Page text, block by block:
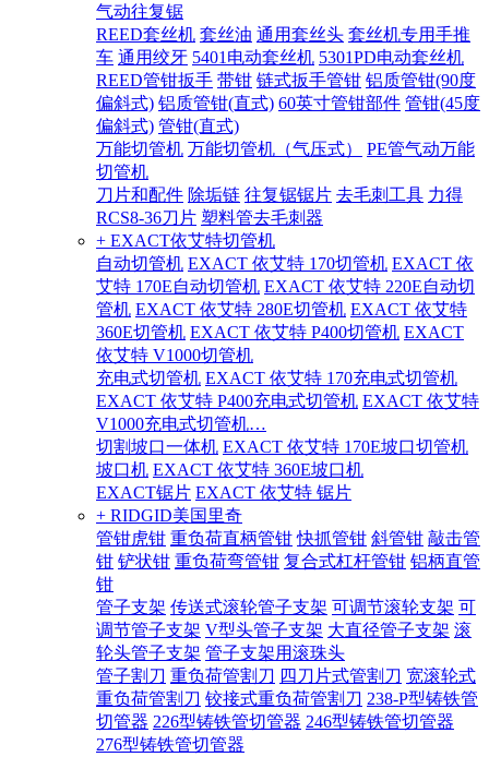
气动往复锯
REED套丝机 套丝油 通用套丝头 套丝机专用手推
车 通用绞牙 5401电动套丝机 5301PD电动套丝机
REED管钳扳手 带钳 链式扳手管钳 铝质管钳(90度
偏斜式) 铝质管钳(直式) 60英寸管钳部件 管钳(45度
偏斜式) 管钳(直式)
万能切管机 万能切管机（气压式）
PE管气动万能
切管机
刀片和配件 除垢链 往复锯锯片 去毛刺工具 力得
RCS8-36刀片 塑料管去毛刺器
+ EXACT依艾特切管机
自动切管机 EXACT 依艾特 170切管机 EXACT 依
艾特 170E自动切管机 EXACT 依艾特 220E自动切
管机 EXACT 依艾特 280E切管机 EXACT 依艾特
360E切管机 EXACT 依艾特 P400切管机 EXACT
依艾特 V1000切管机
充电式切管机 EXACT 依艾特 170充电式切管机
EXACT 依艾特 P400充电式切管机 EXACT 依艾特
V1000充电式切管机…
切割坡口一体机 EXACT 依艾特 170E坡口切管机
坡口机 EXACT 依艾特 360E坡口机
EXACT锯片 EXACT 依艾特 锯片
+ RIDGID美国里奇
管钳虎钳 重负荷直柄管钳 快抓管钳 斜管钳 敲击管
钳 铲状钳 重负荷弯管钳 复合式杠杆管钳 铝柄直管
钳
管子支架 传送式滚轮管子支架 可调节滚轮支架 可
调节管子支架 V型头管子支架 大直径管子支架 滚
轮头管子支架 管子支架用滚珠头
管子割刀 重负荷管割刀 四刀片式管割刀 宽滚轮式
重负荷管割刀 铰接式重负荷管割刀 238-P型铸铁管
切管器 226型铸铁管切管器 246型铸铁管切管器
276型铸铁管切管器